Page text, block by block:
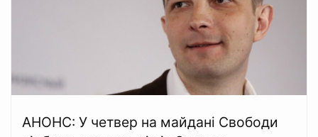
АНОНС: У четвер на майдані Свободи